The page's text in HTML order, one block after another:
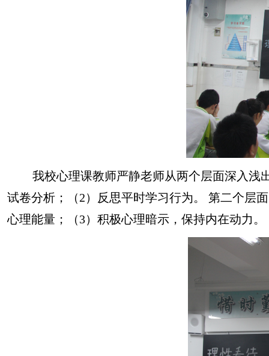
我校心理课教师严静老师从两个层面深入浅
试卷分析；（2）反思平时学习行为。 第二个层
心理能量；（3）积极心理暗示，保持内在动力。